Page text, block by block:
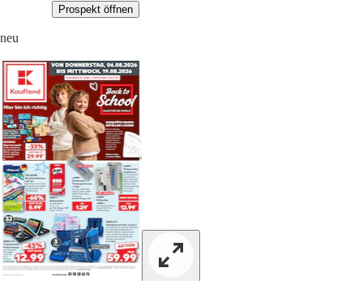
Prospekt öffnen
neu